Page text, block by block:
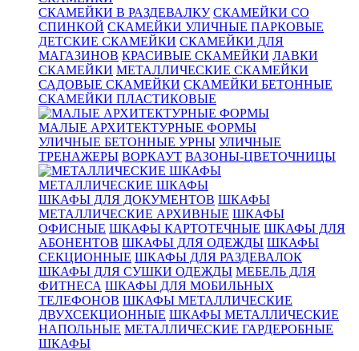
СКАМЕЙКИ В РАЗДЕВАЛКУ СКАМЕЙКИ СО
СПИНКОЙ СКАМЕЙКИ УЛИЧНЫЕ ПАРКОВЫЕ
ДЕТСКИЕ СКАМЕЙКИ СКАМЕЙКИ ДЛЯ
МАГАЗИНОВ КРАСИВЫЕ СКАМЕЙКИ ЛАВКИ
СКАМЕЙКИ МЕТАЛЛИЧЕСКИЕ СКАМЕЙКИ
САДОВЫЕ СКАМЕЙКИ СКАМЕЙКИ БЕТОННЫЕ
СКАМЕЙКИ ПЛАСТИКОВЫЕ
МАЛЫЕ АРХИТЕКТУРНЫЕ ФОРМЫ
УЛИЧНЫЕ БЕТОННЫЕ УРНЫ УЛИЧНЫЕ
ТРЕНАЖЕРЫ ВОРКАУТ ВАЗОНЫ-ЦВЕТОЧНИЦЫ
МЕТАЛЛИЧЕСКИЕ ШКАФЫ
ШКАФЫ ДЛЯ ДОКУМЕНТОВ ШКАФЫ
МЕТАЛЛИЧЕСКИЕ АРХИВНЫЕ ШКАФЫ
ОФИСНЫЕ ШКАФЫ КАРТОТЕЧНЫЕ ШКАФЫ ДЛЯ
АБОНЕНТОВ ШКАФЫ ДЛЯ ОДЕЖДЫ ШКАФЫ
СЕКЦИОННЫЕ ШКАФЫ ДЛЯ РАЗДЕВАЛОК
ШКАФЫ ДЛЯ СУШКИ ОДЕЖДЫ МЕБЕЛЬ ДЛЯ
ФИТНЕСА ШКАФЫ ДЛЯ МОБИЛЬНЫХ
ТЕЛЕФОНОВ ШКАФЫ МЕТАЛЛИЧЕСКИЕ
ДВУХСЕКЦИОННЫЕ ШКАФЫ МЕТАЛЛИЧЕСКИЕ
НАПОЛЬНЫЕ МЕТАЛЛИЧЕСКИЕ ГАРДЕРОБНЫЕ
ШКАФЫ